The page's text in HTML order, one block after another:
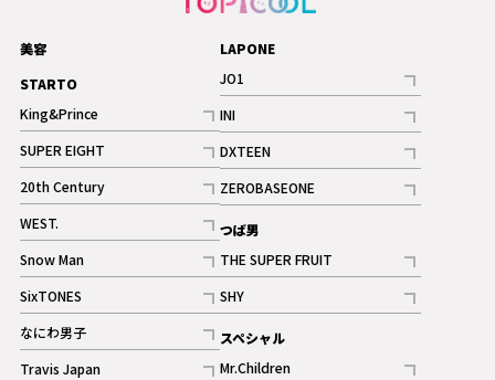
美容
STARTO
King&Prince
記事
SUPER EIGHT
記事
20th Century
記事
WEST.
記事
Snow Man
記事
ギャラリー
SixTONES
記事
ギャラリー
なにわ男子
記事
Travis Japan
LAPONE
JO1
記事
INI
記事
ギャラリー
DXTEEN
記事
ギャラリー
ZEROBASEONE
記事
つば男
THE SUPER FRUIT
記事
SHY
記事
スペシャル
Mr.Children